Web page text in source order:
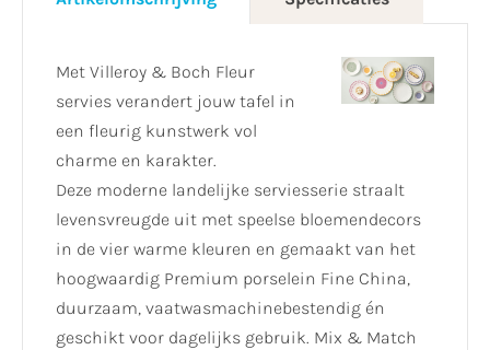
Met Villeroy & Boch Fleur
servies verandert jouw tafel in
een fleurig kunstwerk vol
charme en karakter.
Deze moderne landelijke serviesserie straalt
levensvreugde uit met speelse bloemendecors
in de vier warme kleuren en gemaakt van het
hoogwaardig Premium porselein Fine China,
duurzaam, vaatwasmachinebestendig én
geschikt voor dagelijks gebruik. Mix & Match